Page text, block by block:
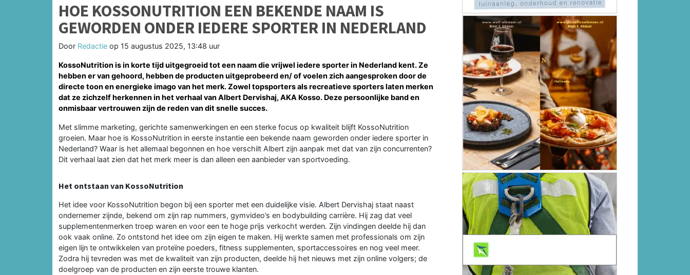
HOE KOSSONUTRITION EEN BEKENDE NAAM IS
GEWORDEN ONDER IEDERE SPORTER IN NEDERLAND
Door Redactie op 15 augustus 2025, 13:48 uur
KossoNutrition is in korte tijd uitgegroeid tot een naam die vrijwel iedere sporter in Nederland kent. Ze
hebben er van gehoord, hebben de producten uitgeprobeerd en/ of voelen zich aangesproken door de
directe toon en energieke imago van het merk. Zowel topsporters als recreatieve sporters laten merken
dat ze zichzelf herkennen in het verhaal van Albert Dervishaj, AKA Kosso. Deze persoonlijke band en
onmisbaar vertrouwen zijn de reden van dit snelle succes.
Met slimme marketing, gerichte samenwerkingen en een sterke focus op kwaliteit blijft KossoNutrition
groeien. Maar hoe is KossoNutrition in eerste instantie een bekende naam geworden onder iedere sporter in
Nederland? Waar is het allemaal begonnen en hoe verschilt Albert zijn aanpak met dat van zijn concurrenten?
Dit verhaal laat zien dat het merk meer is dan alleen een aanbieder van sportvoeding.
Het ontstaan van KossoNutrition
Het idee voor KossoNutrition begon bij een sporter met een duidelijke visie. Albert Dervishaj staat naast
ondernemer zijnde, bekend om zijn rap nummers, gymvideo’s en bodybuilding carrière. Hij zag dat veel
supplementenmerken troep waren en voor een te hoge prijs verkocht werden. Zijn vindingen deelde hij dan
ook vaak online. Zo ontstond het idee om zijn eigen te maken. Hij werkte samen met professionals om zijn
eigen lijn te ontwikkelen van proteïne poeders, fitness supplementen, sportaccessoires en nog veel meer.
Zodra hij tevreden was met de kwaliteit van zijn producten, deelde hij het nieuws met zijn online volgers; de
doelgroep van de producten en zijn eerste trouwe klanten.